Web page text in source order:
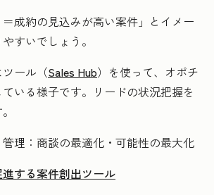
＝成約の見込みが高い案件」とイメー
すいでしょう。
ール（Sales Hub）を使って、オポチ
いる様子です。リードの状況把握を
する案件創出ツール